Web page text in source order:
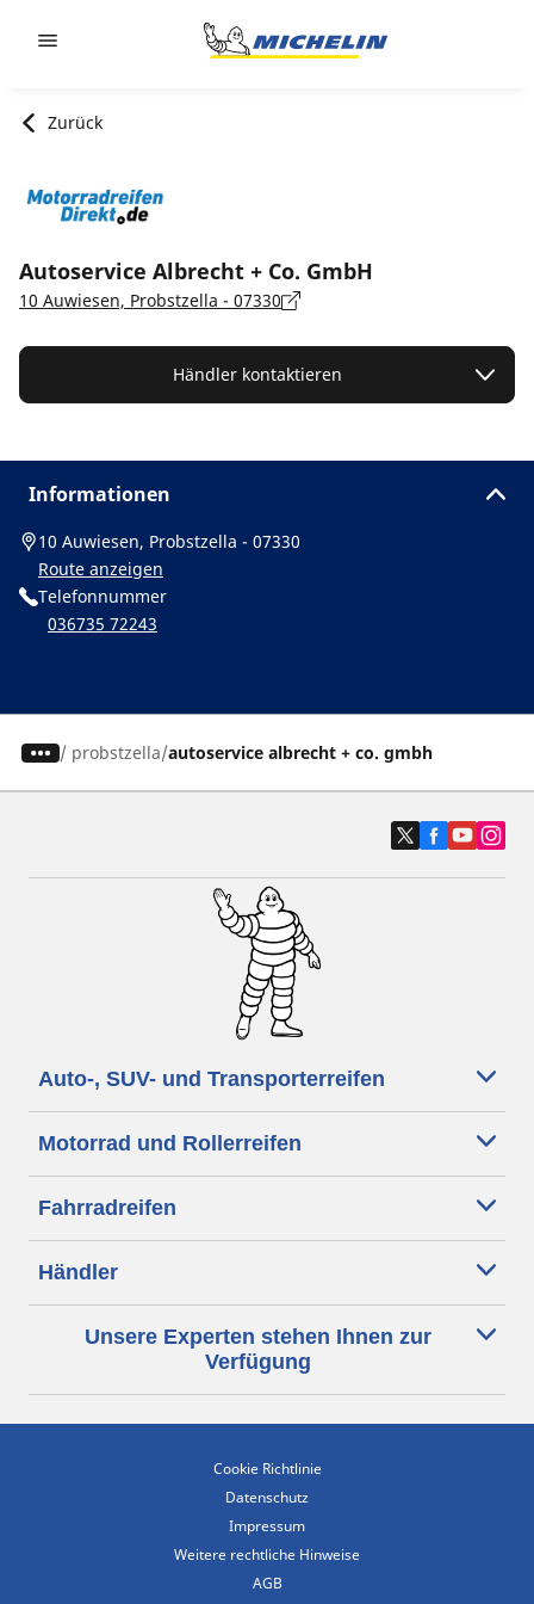
Zurück
Autoservice Albrecht + Co. GmbH
10 Auwiesen, Probstzella - 07330
Händler kontaktieren
Informationen
10 Auwiesen, Probstzella - 07330
Route anzeigen
Telefonnummer
036735 72243
/ probstzella autoservice albrecht + co. gmbh
Auto-, SUV- und Transporterreifen
Motorrad und Rollerreifen
Fahrradreifen
Händler
Unsere Experten stehen Ihnen zur
Verfügung
Cookie Richtlinie
Datenschutz
Impressum
Weitere rechtliche Hinweise
AGB